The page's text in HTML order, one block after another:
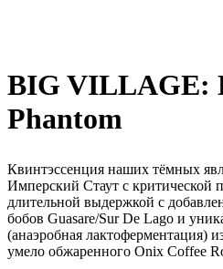
BIG VILLAGE:
Phantom
Квинтэссенция наших тёмных
Имперский Стаут с критической
длительной выдержкой с
бобов Guasare/Sur De Lago и
(анаэробная лактоферментация)
умело обжаренного Onix Coffee